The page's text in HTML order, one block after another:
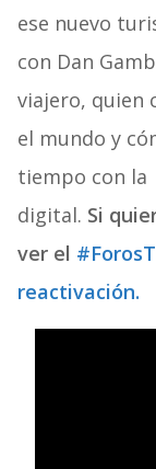
ese nuevo
con Dan
viajero, quien
el mundo y
tiempo con la
digital. Si
ver el
reactivación.